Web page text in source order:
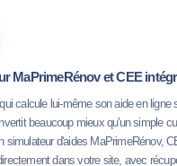
MaPrimeRénov et CEE
calcule lui-même son aide en ligne
beaucoup mieux qu'un simple
simulateur d'aides MaPrimeRénov,
dans votre site, avec